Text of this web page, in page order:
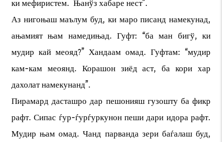
ки мефиристем. Њанўз хабаре нест”.
Аз нигоњаш маълум буд, ки маро писанд намекунад,
ањамият њам намедињад. Гуфт: “ба ман бигў, ки
мудир кай меояд?” Хандаам омад. Гуфтам: “мудир
кам-кам меоянд. Корашон зиёд аст, ба кори хар
дахолат намекунанд”.
Пирамард дасташро дар пешонияш гузошту ба фикр
рафт. Сипас ѓур-ѓурѓуркунон пеши дари идора рафт.
Мудир њам омад. Чанд парванда зери баѓалаш буд,